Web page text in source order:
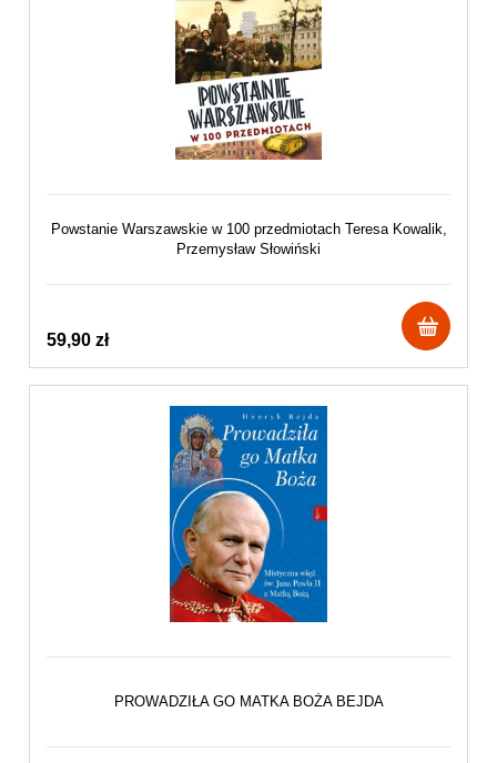
Powstanie Warszawskie w 100 przedmiotach Teresa Kowalik,
Przemysław Słowiński
59,90 zł
PROWADZIŁA GO MATKA BOŻA BEJDA